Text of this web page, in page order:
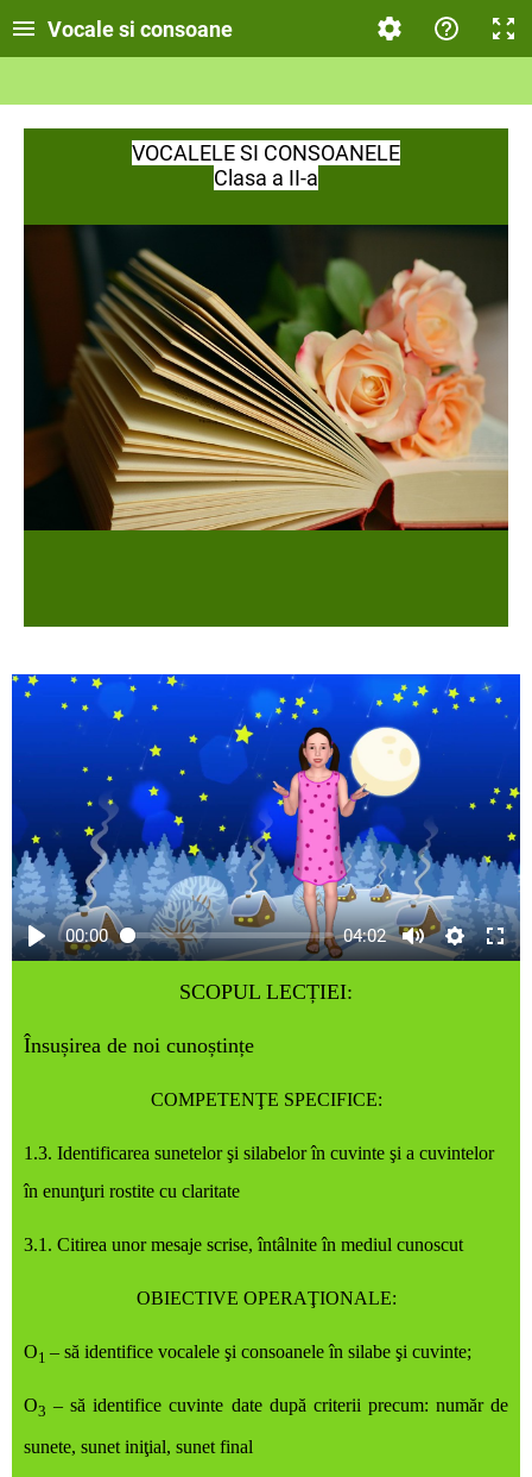
Vocale si consoane
VOCALELE SI CONSOANELE
Clasa a II-a
00:00 04:02
SCOPUL LECȚIEI:
Însușirea de noi cunoștințe
COMPETENŢE SPECIFICE:
1.3. Identificarea sunetelor şi silabelor în cuvinte şi a cuvintelor
în enunţuri rostite cu claritate
3.1. Citirea unor mesaje scrise, întâlnite în mediul cunoscut
OBIECTIVE OPERAŢIONALE:
O1 – să identifice vocalele şi consoanele în silabe şi cuvinte;
O3 – să identifice cuvinte date după criterii precum: număr de
sunete, sunet iniţial, sunet final